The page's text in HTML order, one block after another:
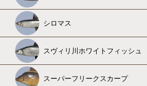
シロマス
スヴィリ川ホワイトフィッシュ
スーパーフリークスカープ